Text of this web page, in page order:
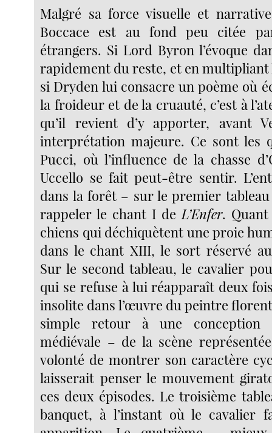
Malgré sa force visuelle et
Boccace est au fond peu citée
étrangers. Si Lord Byron l’évoque
rapidement du reste, et en multipliant
si Dryden lui consacre un poème où
la froideur et de la cruauté, c’est à
qu’il revient d’y apporter, avant
interprétation majeure. Ce sont les
Pucci, où l’influence de la chasse
Uccello se fait peut-être sentir.
dans la forêt – sur le premier tableau
rappeler le chant I de L’Enfer.
chiens qui déchiquètent une proie
dans le chant XIII, le sort réservé
Sur le second tableau, le cavalier
qui se refuse à lui réapparaît deux
insolite dans l’œuvre du peintre
simple retour à une conception
médiévale – de la scène
volonté de montrer son caractère
laisserait penser le mouvement
ces deux épisodes. Le troisième
banquet, à l’instant où le cavalier